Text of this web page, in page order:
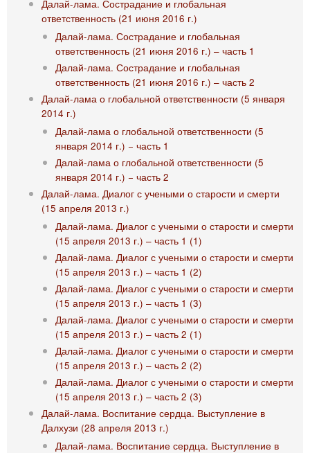
Далай-лама. Сострадание и глобальная
ответственность (21 июня 2016 г.)
Далай-лама. Сострадание и глобальная
ответственность (21 июня 2016 г.) – часть 1
Далай-лама. Сострадание и глобальная
ответственность (21 июня 2016 г.) – часть 2
Далай-лама о глобальной ответственности (5 января
2014 г.)
Далай-лама о глобальной ответственности (5
января 2014 г.) − часть 1
Далай-лама о глобальной ответственности (5
января 2014 г.) − часть 2
Далай-лама. Диалог с учеными о старости и смерти
(15 апреля 2013 г.)
Далай-лама. Диалог с учеными о старости и смерти
(15 апреля 2013 г.) – часть 1 (1)
Далай-лама. Диалог с учеными о старости и смерти
(15 апреля 2013 г.) – часть 1 (2)
Далай-лама. Диалог с учеными о старости и смерти
(15 апреля 2013 г.) – часть 1 (3)
Далай-лама. Диалог с учеными о старости и смерти
(15 апреля 2013 г.) – часть 2 (1)
Далай-лама. Диалог с учеными о старости и смерти
(15 апреля 2013 г.) – часть 2 (2)
Далай-лама. Диалог с учеными о старости и смерти
(15 апреля 2013 г.) – часть 2 (3)
Далай-лама. Воспитание сердца. Выступление в
Далхузи (28 апреля 2013 г.)
Далай-лама. Воспитание сердца. Выступление в